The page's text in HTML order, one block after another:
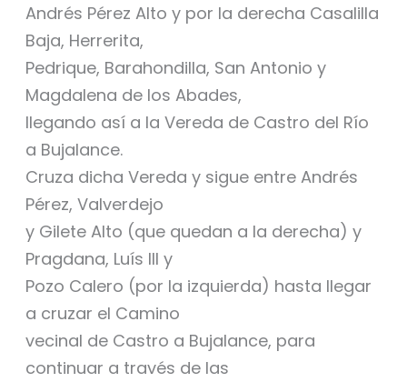
Andrés Pérez Alto y por la derecha Casalilla
Baja, Herrerita,
Pedrique, Barahondilla, San Antonio y
Magdalena de los Abades,
llegando así a la Vereda de Castro del Río
a Bujalance.
Cruza dicha Vereda y sigue entre Andrés
Pérez, Valverdejo
y Gilete Alto (que quedan a la derecha) y
Pragdana, Luís III y
Pozo Calero (por la izquierda) hasta llegar
a cruzar el Camino
vecinal de Castro a Bujalance, para
continuar a través de las